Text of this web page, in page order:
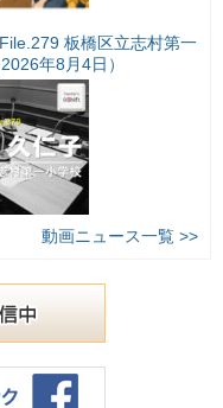
板橋区立志村第一
年8月4日）
動画ニュース一覧 >>